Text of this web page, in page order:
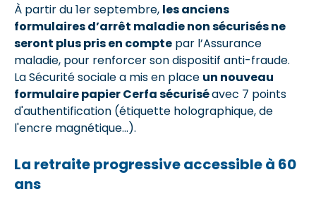
À partir du 1er septembre, les anciens
formulaires d’arrêt maladie non sécurisés ne
seront plus pris en compte par l’Assurance
maladie, pour renforcer son dispositif anti-fraude.
La Sécurité sociale a mis en place un nouveau
formulaire papier Cerfa sécuriséavec 7 points
d'authentification (étiquette holographique, de
l'encre magnétique...).
La retraite progressive accessible à 60
ans